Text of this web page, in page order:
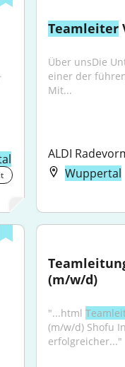
Teamleiter
Über unsDie
einer der
Mit...
ALDI
Wuppertal
(m/w/d)
"...html
(m/w/d) Shofu
erfolgreicher..."